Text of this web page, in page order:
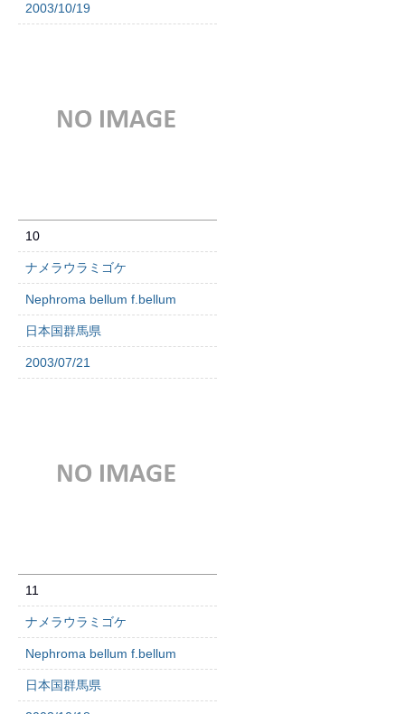
2003/10/19
10
ナメラウラミゴケ
Nephroma bellum f.bellum
日本国群馬県
2003/07/21
11
ナメラウラミゴケ
Nephroma bellum f.bellum
日本国群馬県